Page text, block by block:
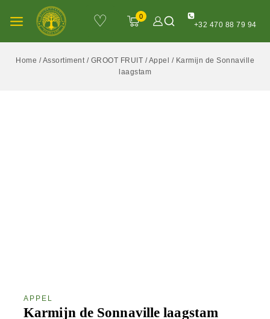
♡ 0
+32 470 88 79 94
Home / Assortiment / GROOT FRUIT / Appel / Karmijn de Sonnaville
laagstam
APPEL
Karmijn de Sonnaville laagstam